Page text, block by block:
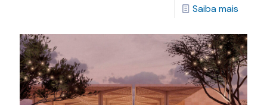
Saiba mais